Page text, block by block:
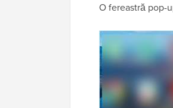
O fereastră pop-